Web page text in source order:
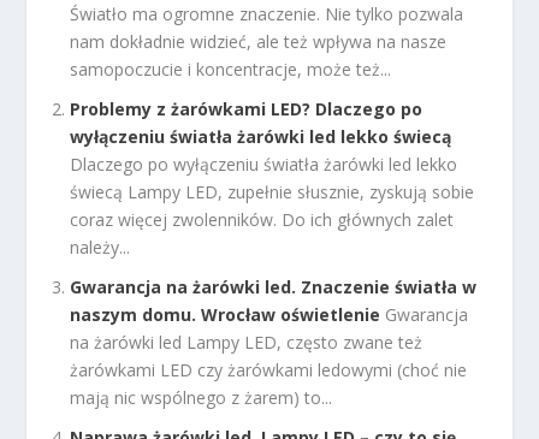
Światło ma ogromne znaczenie. Nie tylko pozwala
nam dokładnie widzieć, ale też wpływa na nasze
samopoczucie i koncentracje, może też...
Problemy z żarówkami LED? Dlaczego po
wyłączeniu światła żarówki led lekko świecą
Dlaczego po wyłączeniu światła żarówki led lekko
świecą Lampy LED, zupełnie słusznie, zyskują sobie
coraz więcej zwolenników. Do ich głównych zalet
należy...
Gwarancja na żarówki led. Znaczenie światła w
naszym domu. Wrocław oświetlenie Gwarancja
na żarówki led Lampy LED, często zwane też
żarówkami LED czy żarówkami ledowymi (choć nie
mają nic wspólnego z żarem) to...